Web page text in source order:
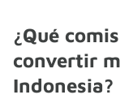
¿Qué
convertir
Indonesia?